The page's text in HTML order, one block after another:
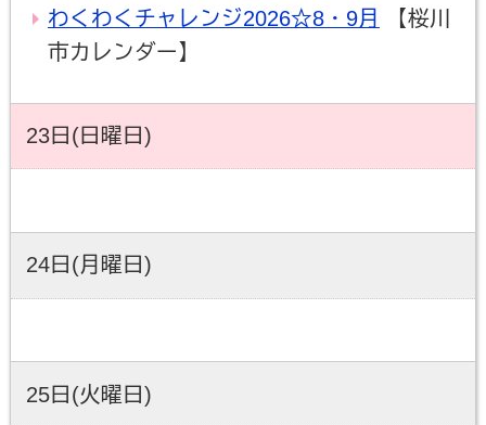
わくわくチャレンジ2026☆8・9月
【桜川
市カレンダー】
23日(日曜日)
24日(月曜日)
25日(火曜日)